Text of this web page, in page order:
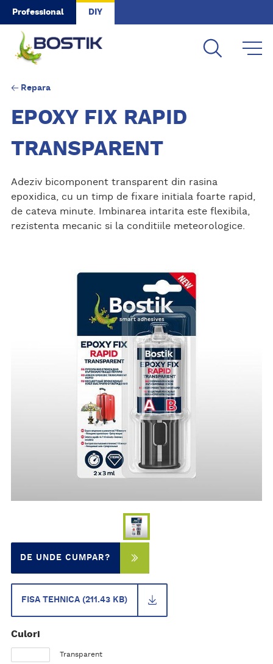
Skip to main content
Professional DIY
Repara
EPOXY FIX RAPID
TRANSPARENT
Adeziv bicomponent transparent din rasina
epoxidica, cu un timp de fixare initiala foarte rapid,
de cateva minute. Imbinarea intarita este flexibila,
rezistenta mecanic si la conditiile meteorologice.
DE UNDE CUMPAR?
FISA TEHNICA (211.43 KB)
Culori
Transparent